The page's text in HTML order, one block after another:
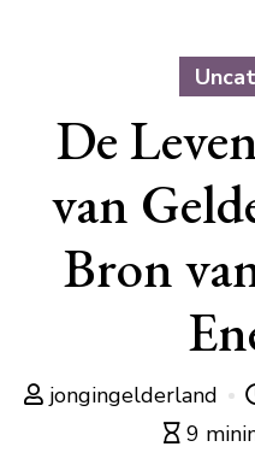
De
van
Bron
jongingelderland
9